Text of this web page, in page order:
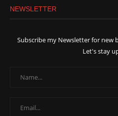
NEWSLETTER
Subscribe my Newsletter for new
Let's stay